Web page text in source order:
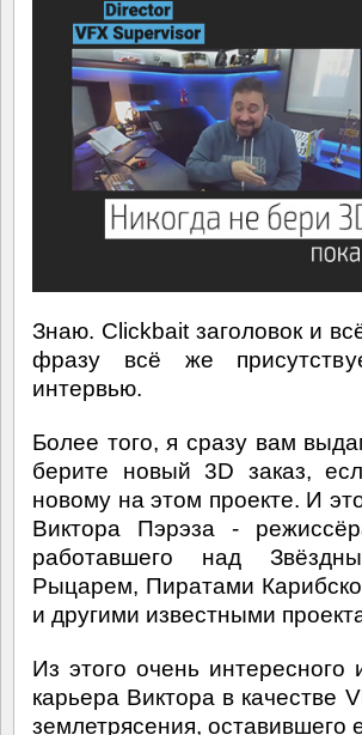
Знаю. Clickbait заголовок и
фразу всё же
интервью.
Более того, я сразу вам
берите новый 3D заказ,
новому на этом проекте. И
Виктора Пэрэза -
работавшего над
Рыцарем, Пиратами
и другими известными
Из этого очень интересного
карьера Виктора в качестве
землетрясения,